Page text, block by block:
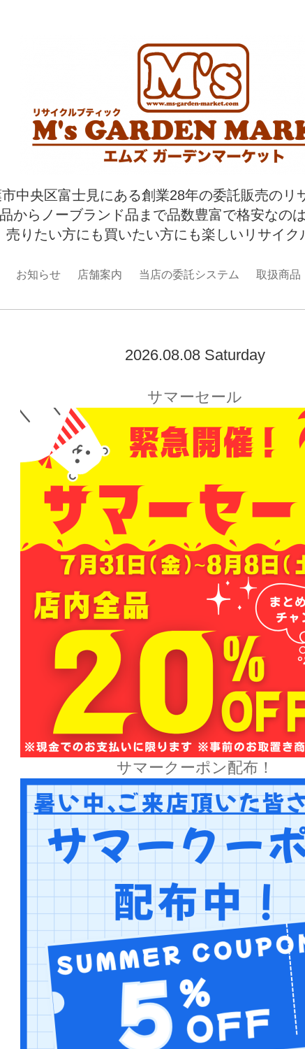
中央区富士見にある創業28年の委託販売のリ
からノーブランド品まで品数豊富で格安なの
売りたい方にも買いたい方にも楽しいリサイク
お知らせ 店舗案内 当店の委託システム 取扱商品
2026.08.08 Saturday
サマーセール
サマークーポン配布！